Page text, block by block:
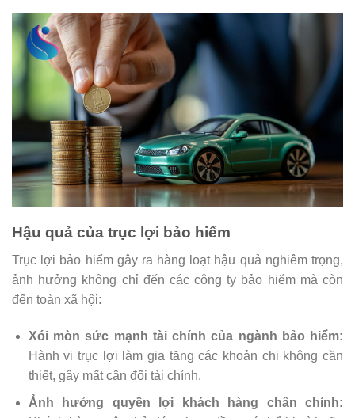
Hậu quả của trục lợi bảo hiểm
Trục lợi bảo hiểm gây ra hàng loạt hậu quả nghiêm trọng,
ảnh hưởng không chỉ đến các công ty bảo hiểm mà còn
đến toàn xã hội:
Xói mòn sức mạnh tài chính của ngành bảo hiểm:
Hành vi trục lợi làm gia tăng các khoản chi không cần
thiết, gây mất cân đối tài chính.
Ảnh hưởng quyền lợi khách hàng chân chính: